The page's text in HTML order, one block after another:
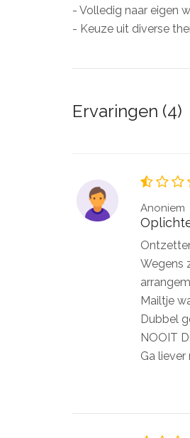
- Volledig naar eigen
- Keuze uit diverse
Ervaringen (4)
Anoniem
Wegens
Mailtje
Dubbel
NOOIT
Ga